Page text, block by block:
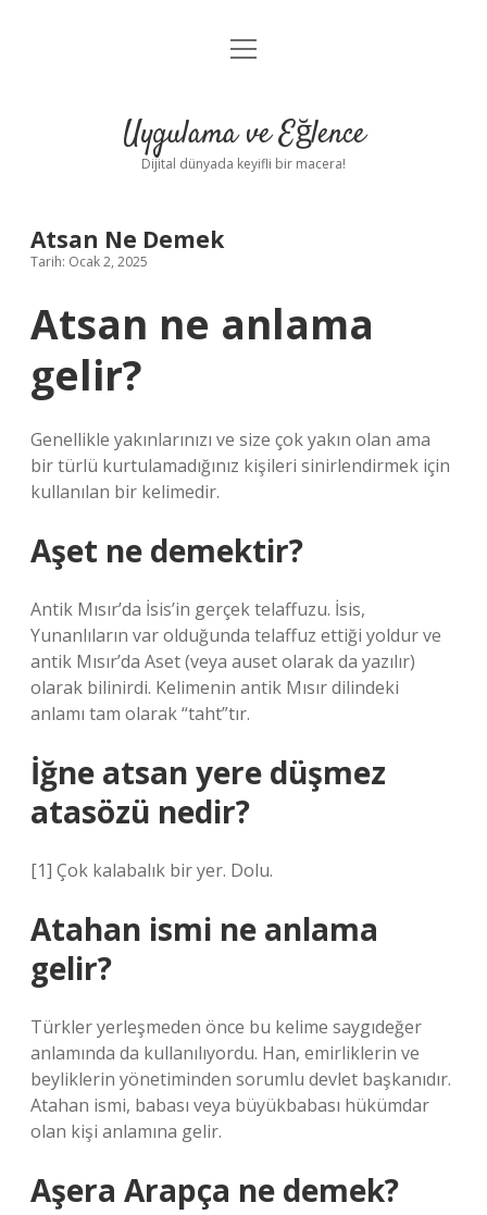
Anasayfa
Yasal Uyarı
menüyü
Uygulama ve Eğlence
Dijital dünyada keyifli bir macera!
Atsan Ne Demek
Tarih: Ocak 2, 2025
Atsan ne anlama
gelir?
Genellikle yakınlarınızı ve size çok yakın olan ama
bir türlü kurtulamadığınız kişileri sinirlendirmek için
kullanılan bir kelimedir.
Aşet ne demektir?
Antik Mısır’da İsis’in gerçek telaffuzu. İsis,
Yunanlıların var olduğunda telaffuz ettiği yoldur ve
antik Mısır’da Aset (veya auset olarak da yazılır)
olarak bilinirdi. Kelimenin antik Mısır dilindeki
anlamı tam olarak “taht”tır.
İğne atsan yere düşmez
atasözü nedir?
[1] Çok kalabalık bir yer. Dolu.
Atahan ismi ne anlama
gelir?
Türkler yerleşmeden önce bu kelime saygıdeğer
anlamında da kullanılıyordu. Han, emirliklerin ve
beyliklerin yönetiminden sorumlu devlet başkanıdır.
Atahan ismi, babası veya büyükbabası hükümdar
olan kişi anlamına gelir.
Aşera Arapça ne demek?